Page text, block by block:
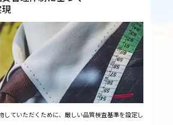
していただくために、厳しい品質検査基準を設定し